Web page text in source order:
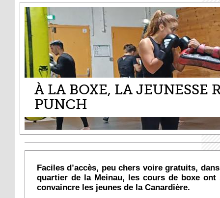
À LA BOXE, LA JEUNESSE
PUNCH
Faciles d’accès, peu chers voire gratuits,
quartier de la Meinau, les cours de boxe ont
convaincre les jeunes de la Canardière.